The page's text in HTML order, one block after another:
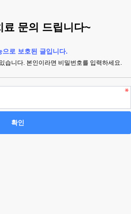
료 문의 드립니다~
으로 보호된 글입니다.
습니다. 본인이라면 비밀번호를 입력하세요.